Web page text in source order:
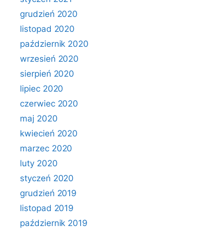
grudzień 2020
listopad 2020
październik 2020
wrzesień 2020
sierpień 2020
lipiec 2020
czerwiec 2020
maj 2020
kwiecień 2020
marzec 2020
luty 2020
styczeń 2020
grudzień 2019
listopad 2019
październik 2019